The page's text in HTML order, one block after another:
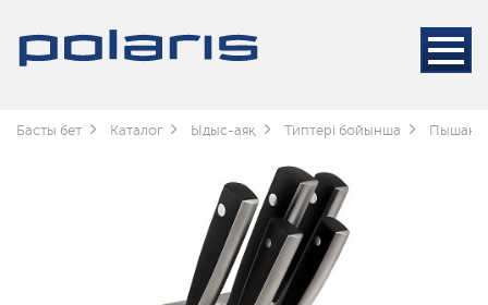
Басты бет Каталог Ыдыс-аяқ Типтері бойынша